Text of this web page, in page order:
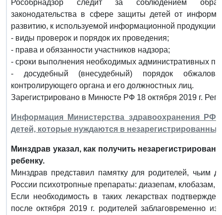
Рособрнадзор следит за соблюдением
законодательства в сфере защиты детей от
развитию, к используемой информационной продукции.
- виды проверок и порядок их проведения;
- права и обязанности участников надзора;
- сроки выполнения необходимых административных
- досудебный (внесудебный) порядок
контролирующего органа и его должностных лиц.
Зарегистрировано в Минюсте РФ 18 октября 2019 г.
Информация Министерства здравоохранения РФ
детей, которые нуждаются в
Минздрав указал, как получить
ребенку.
Минздрав представил памятку для родителей, чьим
России психотропные препараты: диазепам, клобазам,
Если необходимость в таких лекарствах
после октября 2019 г. родителей заблаговременно